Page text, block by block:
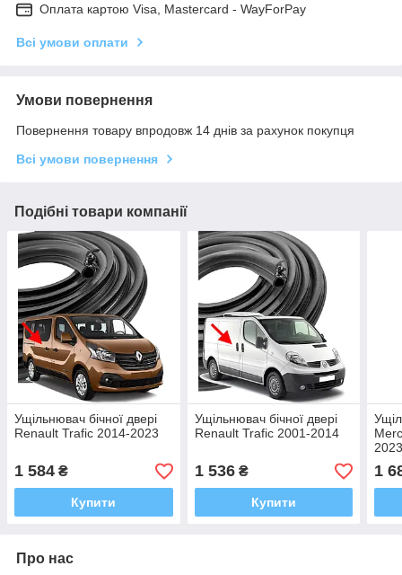
Оплата картою Visa, Mastercard - WayForPay
Всі умови оплати
Умови повернення
Повернення товару впродовж 14 днів за рахунок покупця
Всі умови повернення
Подібні товари компанії
Ущільнювач бічної двері
Renault Trafic 2014-2023
1 584 ₴
Купити
Ущільнювач бічної двері
Renault Trafic 2001-2014
1 536₴
Купити
1
Про нас